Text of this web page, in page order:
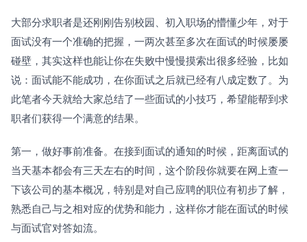
大部分求职者是还刚刚告别校园、初入职场的懵懂少年，对于
面试没有一个准确的把握，一两次甚至多次在面试的时候屡屡
碰壁，其实这样也能让你在失败中慢慢摸索出很多经验，比如
说：面试能不能成功，在你面试之后就已经有八成定数了。为
此笔者今天就给大家总结了一些面试的小技巧，希望能帮到求
职者们获得一个满意的结果。
第一，做好事前准备。在接到面试的通知的时候，距离面试的
当天基本都会有三天左右的时间，这个阶段你就要在网上查一
下该公司的基本概况，特别是对自己应聘的职位有初步了解，
熟悉自己与之相对应的优势和能力，这样你才能在面试的时候
与面试官对答如流。